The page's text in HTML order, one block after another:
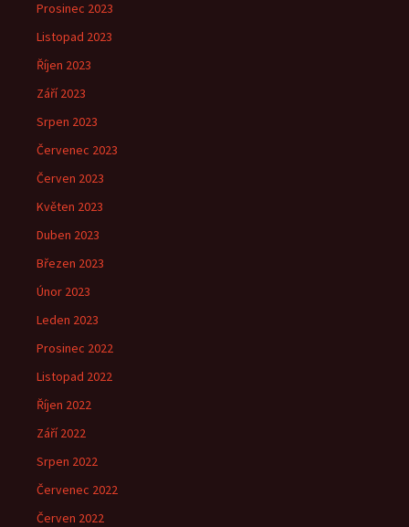
Prosinec 2023
Listopad 2023
Říjen 2023
Září 2023
Srpen 2023
Červenec 2023
Červen 2023
Květen 2023
Duben 2023
Březen 2023
Únor 2023
Leden 2023
Prosinec 2022
Listopad 2022
Říjen 2022
Září 2022
Srpen 2022
Červenec 2022
Červen 2022